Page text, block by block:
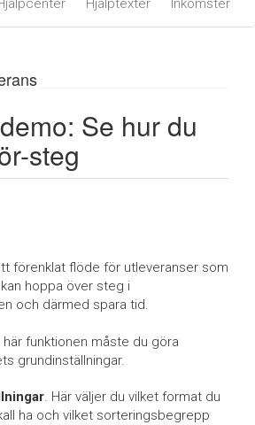
Hjälptexter Inkomster
Se hur du
steg
förenklat flöde för utleveranser som
hoppa över steg i
och därmed spara tid.
funktionen måste du göra
grundinställningar.
. Här väljer du vilket format du
ha och vilket sorteringsbegrepp